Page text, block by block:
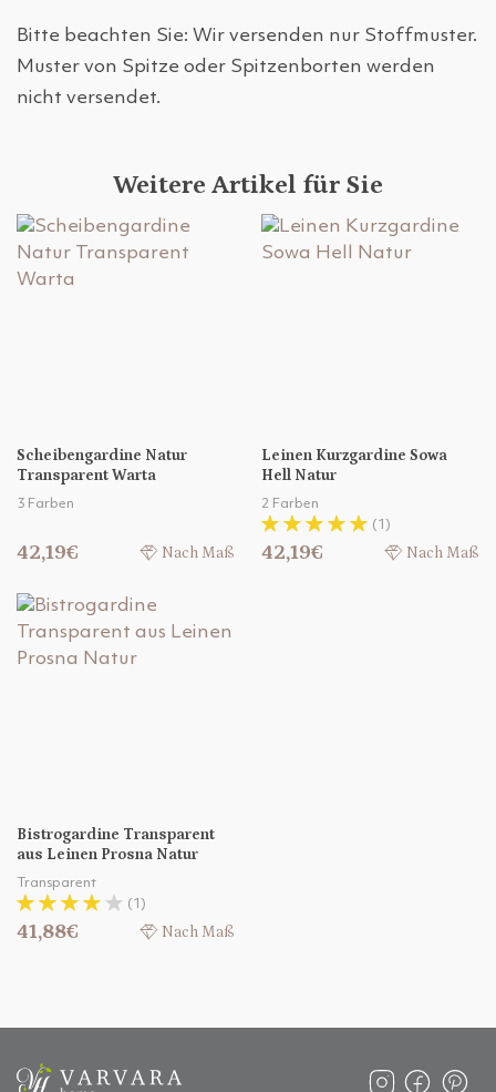
Bitte beachten Sie: Wir versenden nur Stoffmuster.
Muster von Spitze oder Spitzenborten werden
nicht versendet.
Weitere Artikel für Sie
Scheibengardine Natur
Transparent Warta
3 Farben
42,19€ Nach Maß
Leinen Kurzgardine Sowa
Hell Natur
2 Farben
(1)
42,19€ Nach Maß
Bistrogardine Transparent
aus Leinen Prosna Natur
Transparent
(1)
41,88€ Nach Maß